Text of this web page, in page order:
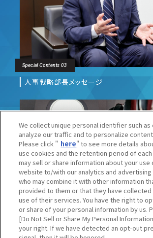
Special Contents 03
人事戦略部長メッセージ
About Us 02
会社概要
We collect unique personal identifier such
analyze our traffic and to personalize
Please click " here" to see more details
use cookies and the retention period of each
may sell or share information about your use
website to/with our analytics and
who may combine it with other information
provided to them or that they have
use of their services. You have the right to
or share of your personal information by us.
[Do Not Sell or Share My Personal
your right. If we have detected an opt-out